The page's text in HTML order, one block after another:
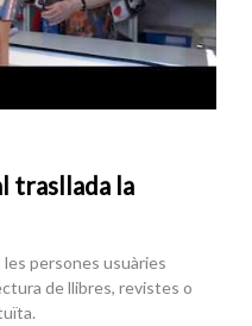
trasllada la
les persones usuàries
de llibres, revistes o